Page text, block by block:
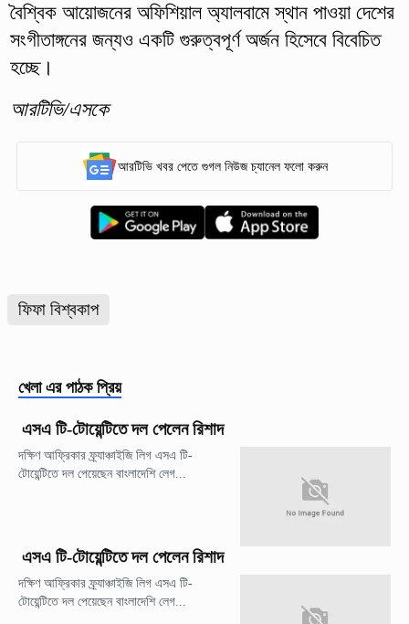
বৈশ্বিক আয়োজনের অফিশিয়াল অ্যালবামে স্থান পাওয়া দেশের
সংগীতাঙ্গনের জন্যও একটি গুরুত্বপূর্ণ অর্জন হিসেবে বিবেচিত
হচ্ছে।
আরটিভি/এসকে
আরটিভি খবর পেতে গুগল নিউজ চ্যানেল ফলো করুন
ফিফা বিশ্বকাপ
খেলা এর পাঠক প্রিয়
এসএ টি-টোয়েন্টিতে দল পেলেন রিশাদ
দক্ষিণ আফ্রিকার ফ্র্যাঞ্চাইজি লিগ এসএ টি-
টোয়েন্টিতে দল পেয়েছেন বাংলাদেশি লেগ...
এসএ টি-টোয়েন্টিতে দল পেলেন রিশাদ
দক্ষিণ আফ্রিকার ফ্র্যাঞ্চাইজি লিগ এসএ টি-
টোয়েন্টিতে দল পেয়েছেন বাংলাদেশি লেগ...